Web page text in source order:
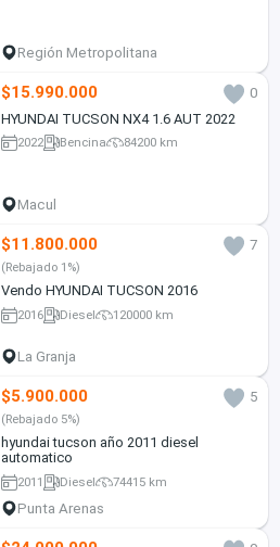
Región Metropolitana
$15.990.000
0
HYUNDAI TUCSON NX4 1.6 AUT 2022
2022 Bencina 84200 km
Macul
$11.800.000 7
(Rebajado 1%)
Vendo HYUNDAI TUCSON 2016
2016 Diesel 120000 km
La Granja
$5.900.000 5
(Rebajado 5%)
hyundai tucson año 2011 diesel
automatico
2011 Diesel 74415 km
Punta Arenas